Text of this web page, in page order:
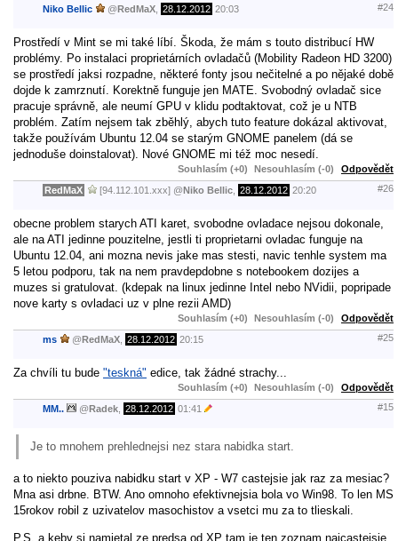
Niko Bellic @RedMaX 28.12.2012 20:03 #24
Prostředí v Mint se mi také líbí. Škoda, že mám s touto distribucí HW
problémy. Po instalaci proprietárních ovladačů (Mobility Radeon HD 3200)
se prostředí jaksi rozpadne, některé fonty jsou nečitelné a po nějaké době
dojde k zamrznutí. Korektně funguje jen MATE. Svobodný ovladač sice
pracuje správně, ale neumí GPU v klidu podtaktovat, což je u NTB
problém. Zatím nejsem tak zběhlý, abych tuto feature dokázal aktivovat,
takže používám Ubuntu 12.04 se starým GNOME panelem (dá se
jednoduše doinstalovat). Nové GNOME mi též moc nesedí.
Souhlasím (+0) Nesouhlasím (-0) Odpovědět
RedMaX [94.112.101.xxx] @Niko Bellic 28.12.2012 20:20 #26
obecne problem starych ATI karet, svobodne ovladace nejsou dokonale,
ale na ATI jedinne pouzitelne, jestli ti proprietarni ovladac funguje na
Ubuntu 12.04, ani mozna nevis jake mas stesti, navic tenhle system ma
5 letou podporu, tak na nem pravdepdobne s notebookem dozijes a
muzes si gratulovat. (kdepak na linux jedinne Intel nebo NVidii, popripade
nove karty s ovladaci uz v plne rezii AMD)
Souhlasím (+0) Nesouhlasím (-0) Odpovědět
ms @RedMaX 28.12.2012 20:15 #25
Za chvíli tu bude "teskná" edice, tak žádné strachy...
Souhlasím (+0) Nesouhlasím (-0) Odpovědět
MM.. @Radek 28.12.2012 01:41 #15
Je to mnohem prehlednejsi nez stara nabidka start.
a to niekto pouziva nabidku start v XP - W7 castejsie jak raz za mesiac?
Mna asi drbne. BTW. Ano omnoho efektivnejsia bola vo Win98. To len MS
15rokov robil z uzivatelov masochistov a vsetci mu za to tlieskali.
P.S. a keby si namietal ze predsa od XP tam je ten zoznam najcastejsie